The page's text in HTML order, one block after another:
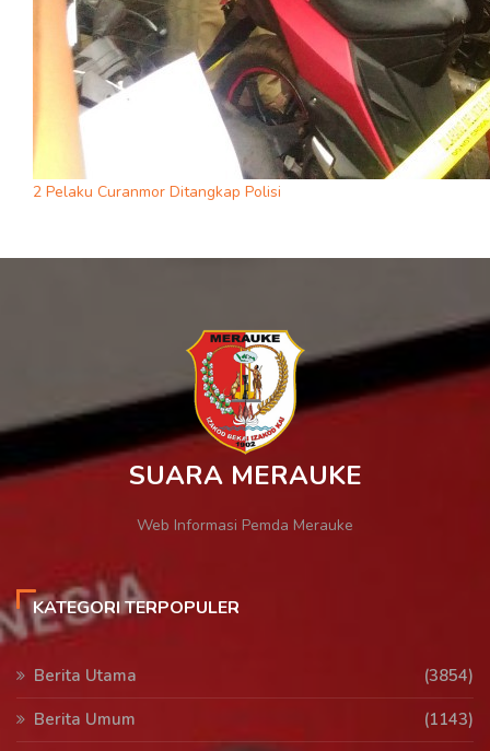
2 Pelaku Curanmor Ditangkap Polisi
SUARA MERAUKE
Web Informasi Pemda Merauke
KATEGORI TERPOPULER
Berita Utama
(3854)
Berita Umum
(1143)